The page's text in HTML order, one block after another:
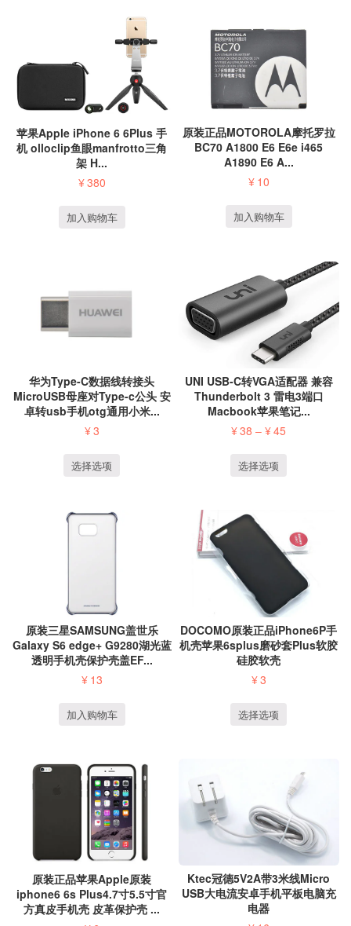
苹果Apple iPhone 6 6Plus 手
机 olloclip鱼眼manfrotto三角
架 H...
¥380
加入购物车
原装正品MOTOROLA摩托罗拉
BC70 A1800 E6 E6e i465
A1890 E6 A...
¥ 10
加入购物车
华为Type-C数据线转接头
MicroUSB母座对Type-c公头 安
卓转usb手机otg通用小米...
¥3
选择选项
UNI USB-C转VGA适配器 兼容
Thunderbolt 3 雷电3端口
Macbook苹果笔记...
¥38 –¥45
选择选项
原装三星SAMSUNG盖世乐
Galaxy S6 edge+ G9280湖光蓝
透明手机壳保护壳盖EF...
¥ 13
加入购物车
DOCOMO原装正品iPhone6P手
机壳苹果6splus磨砂套Plus软胶
硅胶软壳
¥3
选择选项
原装正品苹果Apple原装
iphone6 6s Plus4.7寸5.5寸官
方真皮手机壳 皮革保护壳 ...
Ktec冠德5V2A带3米线Micro
USB大电流安卓手机平板电脑充
电器